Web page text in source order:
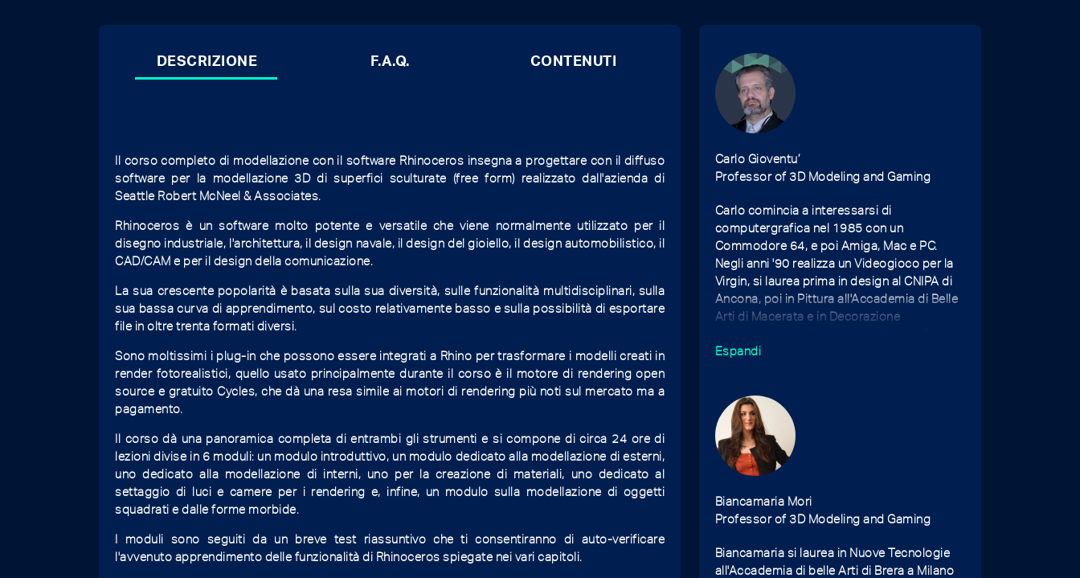
DESCRIZIONE F.A.Q. CONTENUTI
Il corso completo di modellazione con il software Rhinoceros insegna a progettare con il diffuso
software per la modellazione 3D di superfici sculturate (free form) realizzato dall'azienda di
Seattle Robert McNeel & Associates.
Rhinoceros è un software molto potente e versatile che viene normalmente utilizzato per il
disegno industriale, l'architettura, il design navale, il design del gioiello, il design automobilistico, il
CAD/CAM e per il design della comunicazione.
La sua crescente popolarità è basata sulla sua diversità, sulle funzionalità multidisciplinari, sulla
sua bassa curva di apprendimento, sul costo relativamente basso e sulla possibilità di esportare
file in oltre trenta formati diversi.
Sono moltissimi i plug-in che possono essere integrati a Rhino per trasformare i modelli creati in
render fotorealistici, quello usato principalmente durante il corso è il motore di rendering open
source e gratuito Cycles, che dà una resa simile ai motori di rendering più noti sul mercato ma a
pagamento.
Il corso dà una panoramica completa di entrambi gli strumenti e si compone di circa 24 ore di
lezioni divise in 6 moduli: un modulo introduttivo, un modulo dedicato alla modellazione di esterni,
uno dedicato alla modellazione di interni, uno per la creazione di materiali, uno dedicato al
settaggio di luci e camere per i rendering e, infine, un modulo sulla modellazione di oggetti
squadrati e dalle forme morbide.
I moduli sono seguiti da un breve test riassuntivo che ti consentiranno di auto-verificare
l'avvenuto apprendimento delle funzionalità di Rhinoceros spiegate nei vari capitoli.
Carlo Gioventu’
Professor of 3D Modeling and Gaming
Carlo comincia a interessarsi di
computergrafica nel 1985 con un
Commodore 64, e poi Amiga, Mac e PC.
Negli anni '90 realizza un Videogioco per la
Virgin, si laurea prima in design al CNIPA di
Ancona, poi in Pittura all'Accademia di Belle
Arti di Macerata e in Decorazione
2000 ha una cattedra di Modellazione e
lavora nel campo della digitalizzazione 3D
per i beni culturali. Dal 2018 è docente di
Ruolo di Tecniche della Modellazione
Digitale 3D a Macerata.
Espandi
Biancamaria Mori
Professor of 3D Modeling and Gaming
Biancamaria si laurea in Nuove Tecnologie
all'Accademia di belle Arti di Brera a Milano